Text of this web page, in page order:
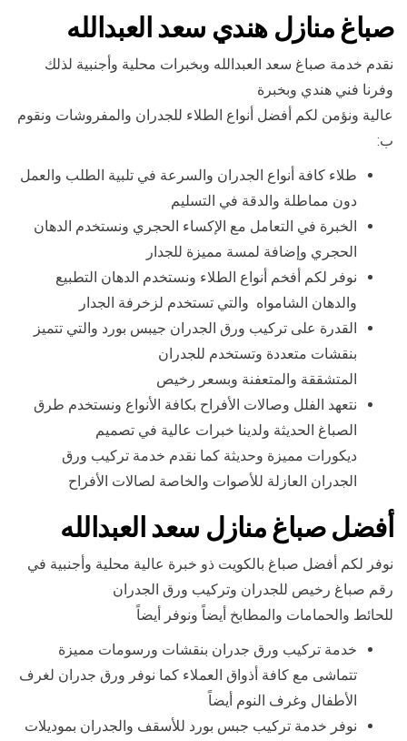
صباغ منازل هندي سعد العبدالله
نقدم خدمة صباغ سعد العبدالله وبخبرات محلية وأجنبية لذلك
وفرنا فني هندي وبخبرة
عالية ونؤمن لكم أفضل أنواع الطلاء للجدران والمفروشات ونقوم
ب:
طلاء كافة أنواع الجدران والسرعة في تلبية الطلب والعمل
دون مماطلة والدقة في التسليم
الخبرة في التعامل مع الإكساء الحجري ونستخدم الدهان
الحجري وإضافة لمسة مميزة للجدار
نوفر لكم أفخم أنواع الطلاء ونستخدم الدهان التطبيع
والدهان الشامواه والتي تستخدم لزخرفة الجدار
القدرة على تركيب ورق الجدران جيبس بورد والتي تتميز
بنقشات متعددة وتستخدم للجدران
المتشققة والمتعفنة وبسعر رخيص
نتعهد الفلل وصالات الأفراح بكافة الأنواع ونستخدم طرق
الصباغ الحديثة ولدينا خبرات عالية في تصميم
ديكورات مميزة وحديثة كما نقدم خدمة تركيب ورق
الجدران العازلة للأصوات والخاصة لصالات الأفراح
أفضل صباغ منازل سعد العبدالله
نوفر لكم أفضل صباغ بالكويت ذو خبرة عالية محلية وأجنبية في
رقم صباغ رخيص للجدران وتركيب ورق الجدران
للحائط والحمامات والمطابخ أيضاً ونوفر أيضاً
خدمة تركيب ورق جدران بنقشات ورسومات مميزة
تتماشى مع كافة أذواق العملاء كما نوفر ورق جدران لغرف
الأطفال وغرف النوم أيضاً
نوفر خدمة تركيب جبس بورد للأسقف والجدران بموديلات